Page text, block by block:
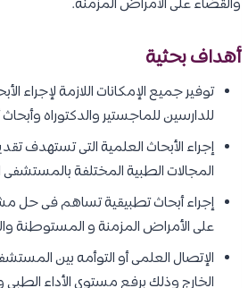
والقضاء على الأمراض المزمنة.
أهداف بحثية
توفير جميع الإمكانات اللازمة لإجراء
للدارسين للماجستير والدكتوراه
إجراء الأبحاث العلمية التى تستهدف
المجالات الطبية المختلفة بالمستشفى
إجراء أبحاث تطبيقية تساهم فى حل
على الأمراض المزمنة و المستوطنة
الإتصال العلمى أو التوأمه بين
الخارج وذلك برفع مستوى الأداء الطبى